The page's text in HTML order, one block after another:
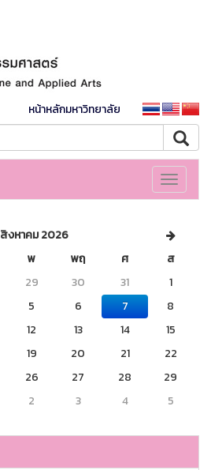
หน้าหลักมหาวิทยาลัย
Toggle
สิงหาคม 2026
พ พฤ ศ
ส
29 30 31
1
5 6 7
8
12 13 14
15
19 20 21
22
26 27 28
29
2 3 4 5